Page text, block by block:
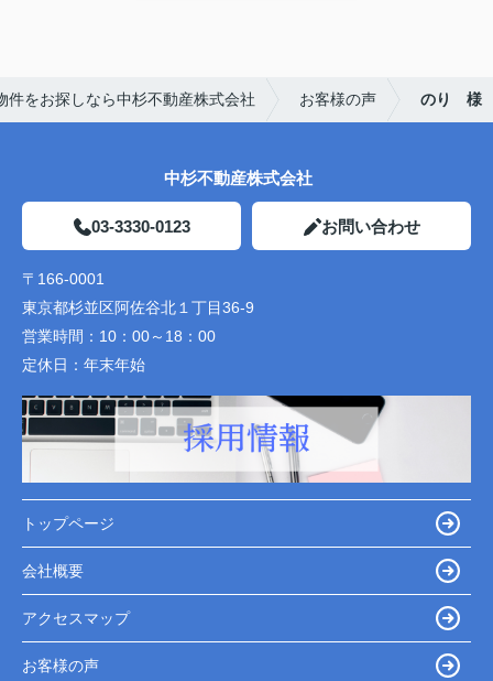
件をお探しなら中杉不動産株式会社 お客様の声 のり 様
中杉不動産株式会社
03-3330-0123 お問い合わせ
〒166-0001
東京都杉並区阿佐谷北１丁目36-9
営業時間： 10：00～18：00
定休日： 年末年始
トップページ
会社概要
アクセスマップ
お客様の声